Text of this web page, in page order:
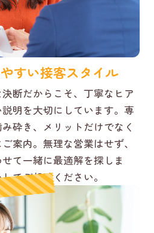
すい接客スタイル
断だからこそ、丁寧なヒア
明を大切にしています。専
砕き、メリットだけでなく
案内。無理な営業はせず、
て一緒に最適解を探しま
てご相談ください。